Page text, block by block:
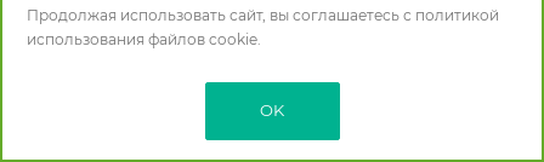
Макс. нагрузка (кг): 85
Цвет: Белый
Продолжая использовать сайт, вы соглашаетесь с политикой
использования файлов cookie.
OK